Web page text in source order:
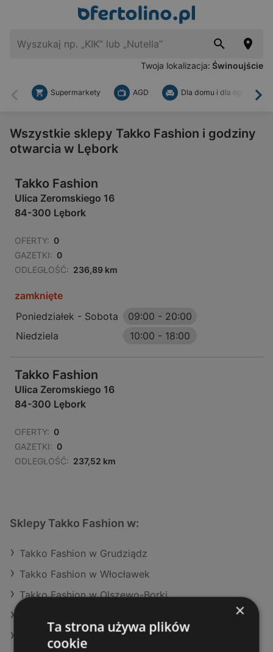
Twoja lokalizacja: Świnoujście
Wstecz
Supermarkety AGD Dla domu i dla ogrodu
Wszystkie sklepy Takko Fashion i godziny
otwarcia w Lębork
Takko Fashion
Ulica Zeromskiego 16
84-300 Lębork
OFERTY: 0
GAZETKI: 0
ODLEGŁOŚĆ: 236,89 km
zamknięte
Poniedziałek - Sobota
09:00 - 20:00
Niedziela
10:00 - 18:00
Takko Fashion
Ulica Zeromskiego 16
84-300 Lębork
OFERTY: 0
GAZETKI: 0
ODLEGŁOŚĆ: 237,52 km
Sklepy Takko Fashion w:
Takko Fashion w Grudziądz
Takko Fashion w Włocławek
Takko Fashion w Olszewo-Borki
Takko Fashion w Jarocin
×
Ta strona używa plików
cookie